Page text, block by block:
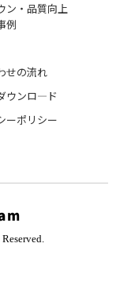
ン・品質向上
例
せの流れ
ウンロ―ド
ーポリシー